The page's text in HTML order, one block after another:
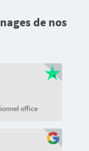
de nos
office